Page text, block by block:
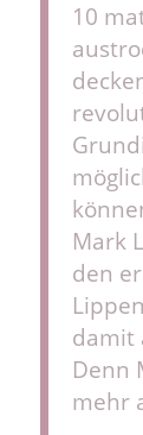
10
Mark
den
damit
Denn
mehr